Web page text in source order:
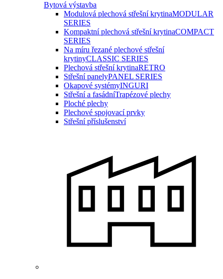
Bytová výstavba
Modulová plechová střešní krytinaMODULAR
SERIES
Kompaktní plechová střešní krytinaCOMPACT
SERIES
Na míru řezané plechové střešní
krytinyCLASSIC SERIES
Plechová střešní krytinaRETRO
Střešní panelyPANEL SERIES
Okapové systémyINGURI
Střešní a fasádníTrapézové plechy
Ploché plechy
Plechové spojovací prvky
Střešní příslušenství